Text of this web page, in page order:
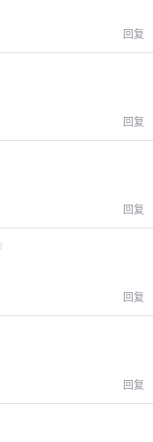
回复
回复
回复
回复
回复